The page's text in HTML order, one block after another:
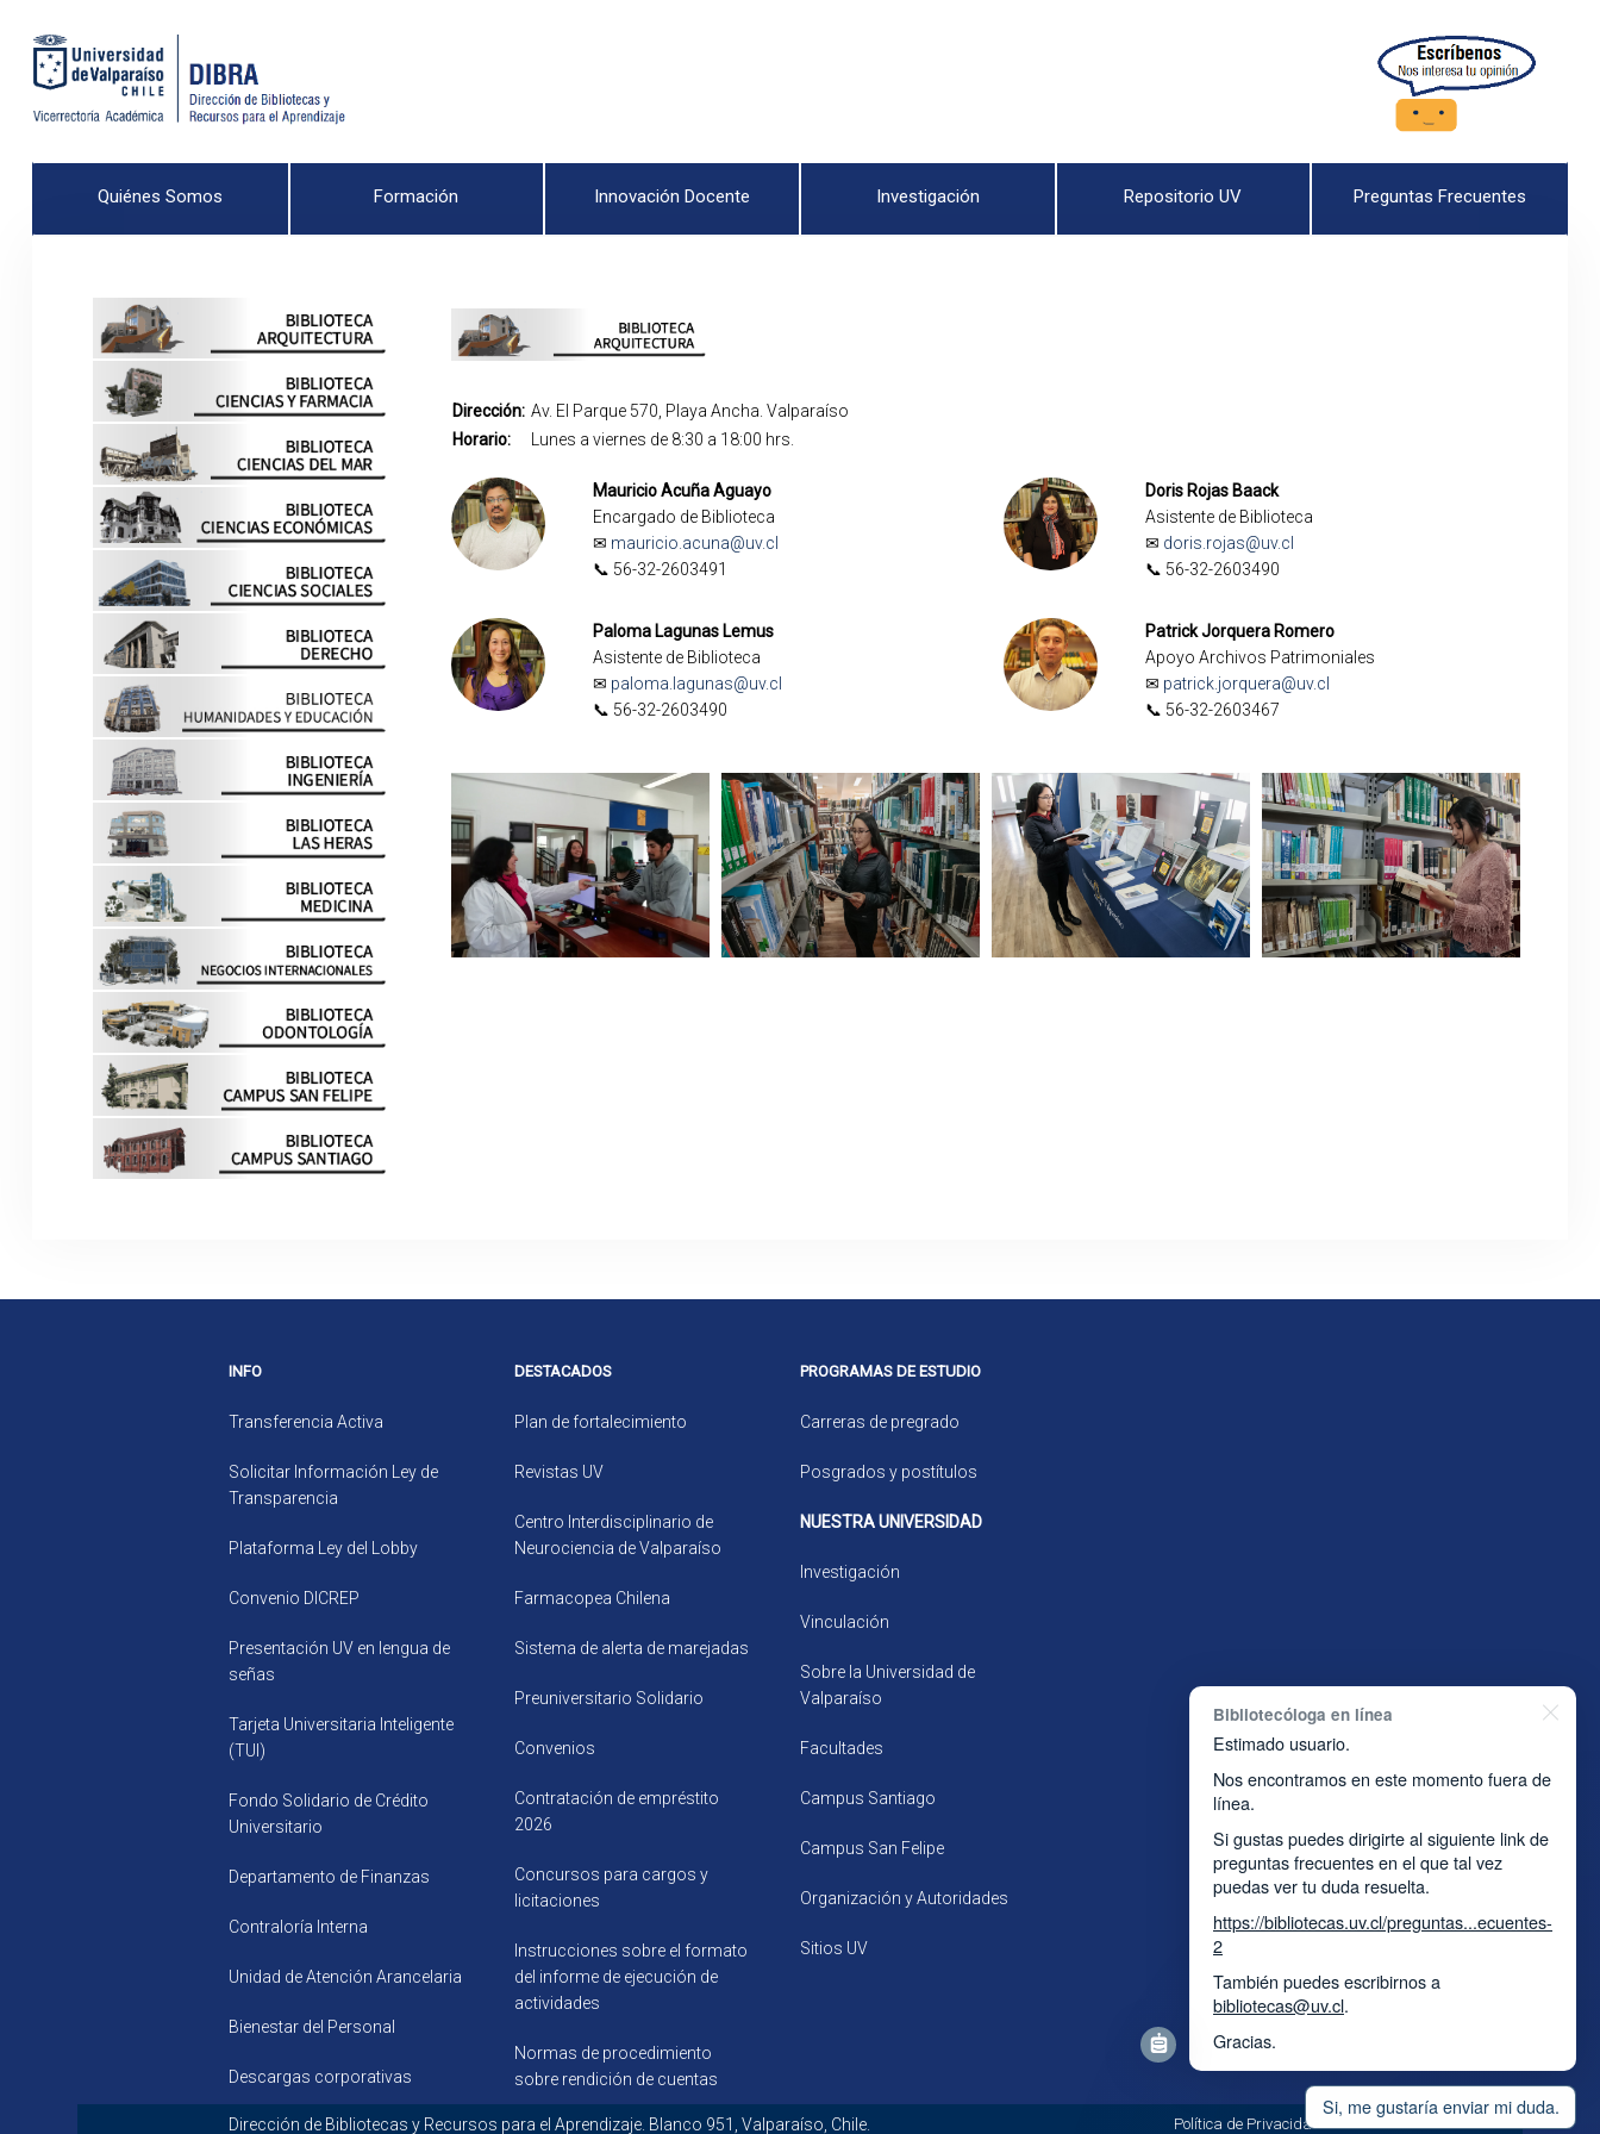
Quiénes Somos Formación Innovación Docente Investigación Repositorio UV Preguntas Frecuentes
Dirección: Av. El Parque 570, Playa Ancha. Valparaíso
Horario:
Lunes a viernes de 8:30 a 18:00 hrs.
Mauricio Acuña Aguayo
Encargado de Biblioteca
✉ mauricio.acuna@uv.cl
📞 56-32-2603491
Doris Rojas Baack
Asistente de Biblioteca
✉ doris.rojas@uv.cl
📞 56-32-2603490
Paloma Lagunas Lemus
Asistente de Biblioteca
✉ paloma.lagunas@uv.cl
📞 56-32-2603490
Patrick Jorquera Romero
Apoyo Archivos Patrimoniales
✉ patrick.jorquera@uv.cl
📞 56-32-2603467
INFO
Transferencia Activa
Solicitar Información Ley de
Transparencia
Plataforma Ley del Lobby
Convenio DICREP
Presentación UV en lengua de
señas
Tarjeta Universitaria Inteligente
(TUI)
Fondo Solidario de Crédito
Universitario
Departamento de Finanzas
Contraloría Interna
Unidad de Atención Arancelaria
Bienestar del Personal
Descargas corporativas
DESTACADOS
Plan de fortalecimiento
Revistas UV
Centro Interdisciplinario de
Neurociencia de Valparaíso
Farmacopea Chilena
Sistema de alerta de marejadas
Preuniversitario Solidario
Convenios
Contratación de empréstito
2026
Concursos para cargos y
licitaciones
Instrucciones sobre el formato
del informe de ejecución de
actividades
Normas de procedimiento
sobre rendición de cuentas
PROGRAMAS DE ESTUDIO
Carreras de pregrado
Posgrados y postítulos
NUESTRA UNIVERSIDAD
Investigación
Vinculación
Sobre la Universidad de
Valparaíso
Facultades
Campus Santiago
Campus San Felipe
Organización y Autoridades
Sitios UV
Dirección de Bibliotecas y Recursos para el Aprendizaje. Blanco 951, Valparaíso, Chile. Política de Privacidad
Bibliotecóloga en línea
Estimado usuario.
Nos encontramos en este momento fuera de
línea.
Si gustas puedes dirigirte al siguiente link de
preguntas frecuentes en el que tal vez
puedas ver tu duda resuelta.
https://bibliotecas.uv.cl/preguntas...ecuentes-
2
También puedes escribirnos a
bibliotecas@uv.cl.
Gracias.
Si, me gustaría enviar mi duda.